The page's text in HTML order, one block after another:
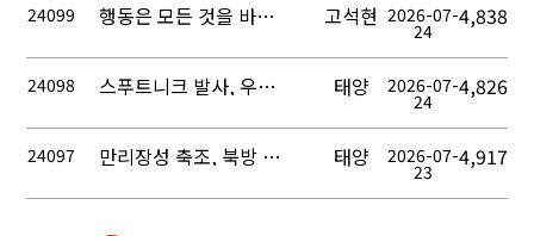
24099 행동은 모든 것을 바꾸는 시작점이다 고석현 2026-07-
24
4,838
24098 스푸트니크 발사, 우주 경쟁의 시작 태양 2026-07-
24
4,826
24097 만리장성 축조, 북방 방어 체계 구축 태양 2026-07-
23
4,917